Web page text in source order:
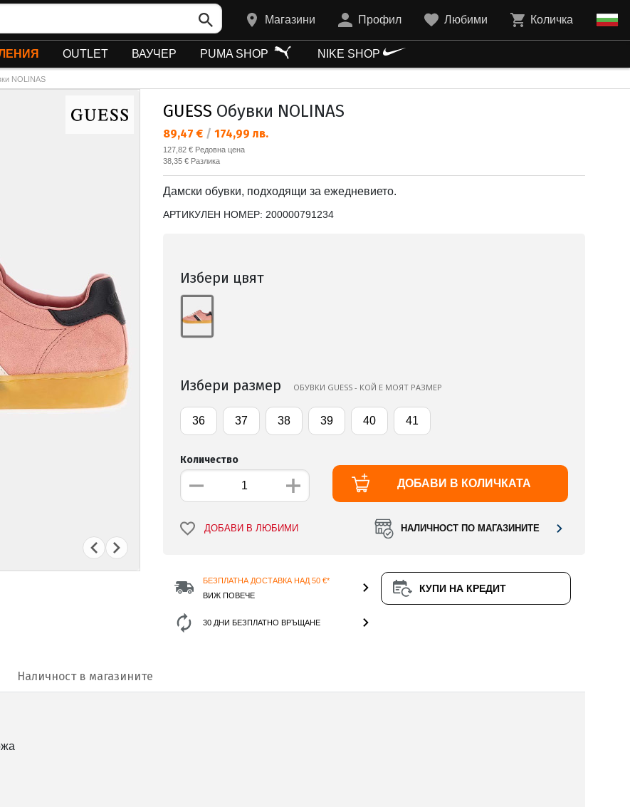
Магазини Профил Любими Количка
OUTLET ВАУЧЕР PUMA SHOP NIKE SHOP
NOLINAS
GUESS Обувки NOLINAS
Текуща цена:
89,47 € / 174,99 лв.
Редовна цена:
127,82 € Редовна цена
Спестявате:
38,35 € Разлика
Дамски обувки, подходящи за ежедневието.
АРТИКУЛЕН НОМЕР: 200000791234
Избери цвят
Избери размер ОБУВКИ GUESS - КОЙ Е МОЯТ РАЗМЕР
36 37 38 39 40 41
Количество
ДОБАВИ В КОЛИЧКАТА
ДОБАВИ В ЛЮБИМИ НАЛИЧНОСТ ПО МАГАЗИНИТЕ
БЕЗПЛАТНА ДОСТАВКА НАД 50 €*
ВИЖ ПОВЕЧЕ
30 ДНИ БЕЗПЛАТНО ВРЪЩАНЕ
КУПИ НА КРЕДИТ
Наличност в магазините